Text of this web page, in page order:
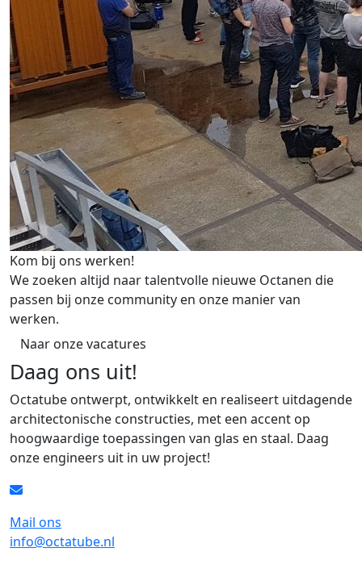
Kom bij ons werken!
We zoeken altijd naar talentvolle nieuwe Octanen die
passen bij onze community en onze manier van
werken.
Naar onze vacatures
Daag ons uit!
Octatube ontwerpt, ontwikkelt en realiseert uitdagende
architectonische constructies, met een accent op
hoogwaardige toepassingen van glas en staal. Daag
onze engineers uit in uw project!
Mail ons
info@octatube.nl